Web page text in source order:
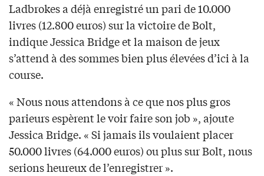
Ladbrokes a déjà enregistré un pari de 10.000
livres (12.800 euros) sur la victoire de Bolt,
indique Jessica Bridge et la maison de jeux
s’attend à des sommes bien plus élevées d’ici à la
course.
« Nous nous attendons à ce que nos plus gros
parieurs espèrent le voir faire son job », ajoute
Jessica Bridge. « Si jamais ils voulaient placer
50.000 livres (64.000 euros) ou plus sur Bolt, nous
serions heureux de l’enregistrer ».